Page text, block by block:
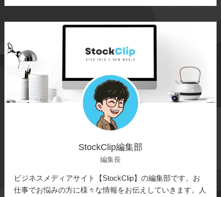
StockClip編集部
編集長
ビジネスメディアサイト【StockClip】の編集部です。お
仕事でお悩みの方に様々な情報をお伝えしていきます。人